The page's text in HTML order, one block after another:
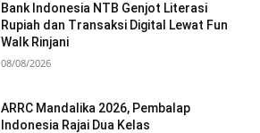
Bank Indonesia NTB Genjot Literasi
Rupiah dan Transaksi Digital Lewat Fun
Walk Rinjani
08/08/2026
ARRC Mandalika 2026, Pembalap
Indonesia Rajai Dua Kelas